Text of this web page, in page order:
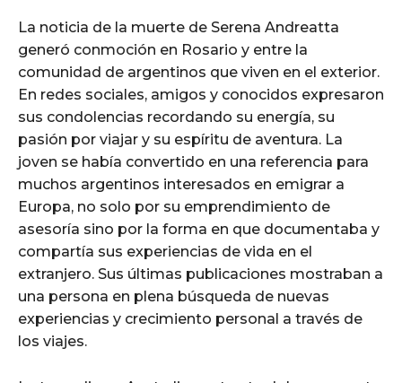
La noticia de la muerte de Serena Andreatta
generó conmoción en Rosario y entre la
comunidad de argentinos que viven en el exterior.
En redes sociales, amigos y conocidos expresaron
sus condolencias recordando su energía, su
pasión por viajar y su espíritu de aventura. La
joven se había convertido en una referencia para
muchos argentinos interesados en emigrar a
Europa, no solo por su emprendimiento de
asesoría sino por la forma en que documentaba y
compartía sus experiencias de vida en el
extranjero. Sus últimas publicaciones mostraban a
una persona en plena búsqueda de nuevas
experiencias y crecimiento personal a través de
los viajes.